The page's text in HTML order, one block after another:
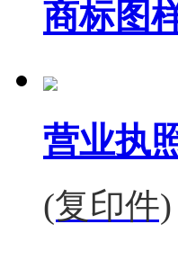
商标图
营业执
(复印件)